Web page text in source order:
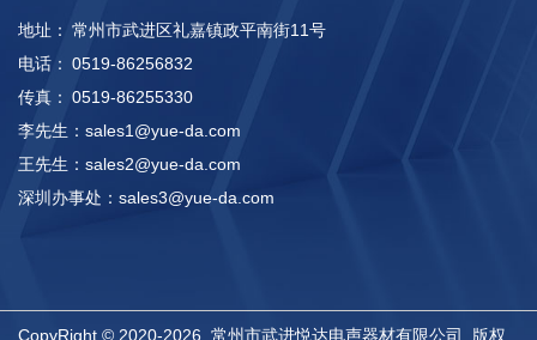
地址： 常州市武进区礼嘉镇政平南街11号
电话： 0519-86256832
传真： 0519-86255330
李先生： sales1@yue-da.com
王先生： sales2@yue-da.com
深圳办事处： sales3@yue-da.com
CopyRight © 2020-2026 常州市武进悦达电声器材有限公司 版权